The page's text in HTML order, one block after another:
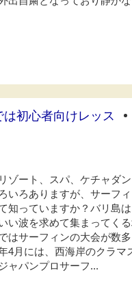
初心者向けレッス
リゾート、スパ、ケチャダ
いろありますが、サーフ
知っていますか？バリ島
い波を求めて集まってく
はサーフィンの大会が数
4月には、西海岸のクラマ
ャパンプロサーフ...